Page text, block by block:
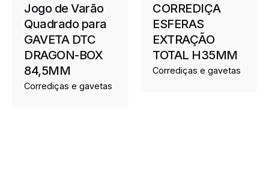
Jogo de Varão
Quadrado para
GAVETA DTC
DRAGON-BOX
84,5MM
Corrediças e gavetas
CORREDIÇA
ESFERAS
EXTRAÇÃO
TOTAL H35MM
Corrediças e gavetas